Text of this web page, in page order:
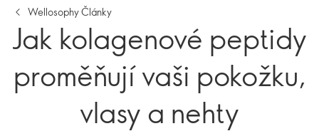
Wellosophy Články
Jak kolagenové peptidy
proměňují vaši pokožku,
vlasy a nehty